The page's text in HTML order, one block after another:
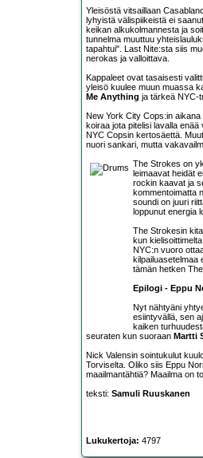
Yleisöstä vitsaillaan
lyhyistä välispiikeistä ei
keikan alkukolmannesta ja
tunnelma muuttuu
tapahtui". Last Nite:sta siis
nerokas ja valloittava.
Kappaleet ovat tasaisesti
yleisö kuulee muun muassa
Me Anything ja tärkeä NYC-
New York City Cops:in
koiraa jota pitelisi lavalla
NYC Copsin kertosäettä.
nuori sankari, mutta
The Strokes on
leimaavat heidät
rockin kaavat ja
kommentoimatta
soundi on juuri
loppunut energia
The Strokesin
kun
NYC:n vuoro
kilpailuasetelmaa
tämän hetken
Epilogi - Eppu
Nyt nähtyäni
esiintyvällä, sen
kaiken
seuraten kun suoraan Martti
Nick Valensin sointukulut
Torviselta. Oliko siis Eppu
maailmantähtiä? Maailma on
teksti: Samuli Ruuskanen
Lukukertoja: 4797